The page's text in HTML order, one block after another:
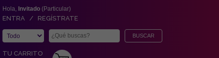
Hola, Invitado (Particular)
ENTRA / REGÍSTRATE
TU CARRITO